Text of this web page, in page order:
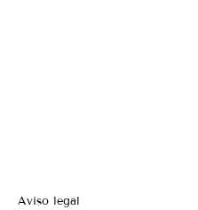
Aviso legal